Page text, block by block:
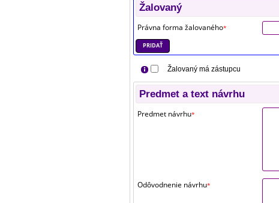
Žalovaný
Právna forma žalovaného*
PRIDAŤ
Žalovaný má zástupcu
Predmet a text návrhu
Predmet návrhu*
Odôvodnenie návrhu*